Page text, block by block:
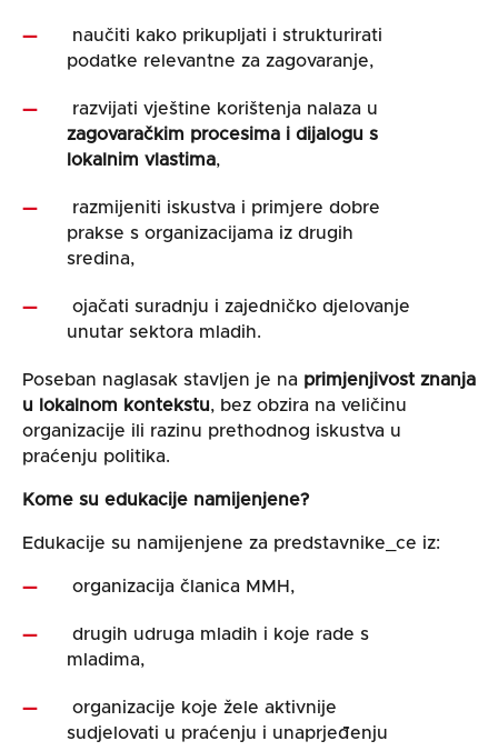
naučiti kako prikupljati i strukturirati
podatke relevantne za zagovaranje,
razvijati vještine korištenja nalaza u
zagovaračkim procesima i dijalogu s
lokalnim vlastima,
razmijeniti iskustva i primjere dobre
prakse s organizacijama iz drugih
sredina,
ojačati suradnju i zajedničko djelovanje
unutar sektora mladih.
Poseban naglasak stavljen je na primjenjivost znanja
u lokalnom kontekstu, bez obzira na veličinu
organizacije ili razinu prethodnog iskustva u
praćenju politika.
Kome su edukacije namijenjene?
Edukacije su namijenjene za predstavnike_ce iz:
organizacija članica MMH,
drugih udruga mladih i koje rade s
mladima,
organizacije koje žele aktivnije
sudjelovati u praćenju i unaprjeđenju